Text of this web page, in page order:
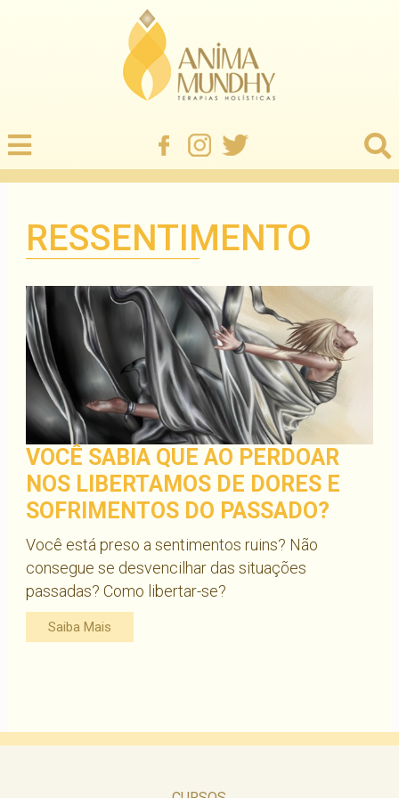
RESSENTIMENTO
VOCÊ SABIA QUE AO PERDOAR
NOS LIBERTAMOS DE DORES E
SOFRIMENTOS DO PASSADO?
Você está preso a sentimentos ruins? Não
consegue se desvencilhar das situações
passadas? Como libertar-se?
Saiba Mais